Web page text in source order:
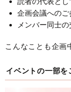
企画会議へのご
メンバー同士の
こんなことも企画
イベントの一部を